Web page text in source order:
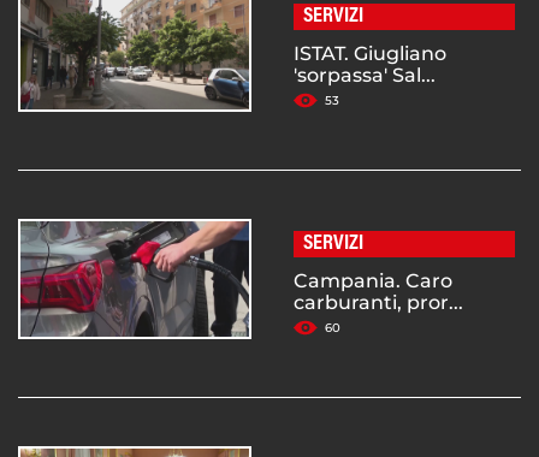
SERVIZI
ISTAT. Giugliano
'sorpassa' Sal...
53
SERVIZI
Campania. Caro
carburanti, pror...
60